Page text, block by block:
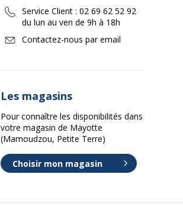
Service Client : 02 69 62 52 92
du lun au ven de 9h à 18h
Contactez-nous par email
Les magasins
Pour connaître les disponibilités dans
votre magasin de Mayotte
(Mamoudzou, Petite Terre)
Choisir mon magasin